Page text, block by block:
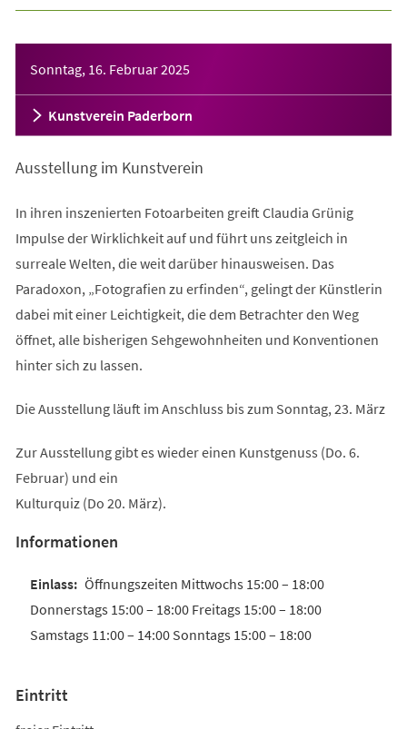
Sonntag, 16. Februar 2025
Kunstverein Paderborn
Ausstellung im Kunstverein
In ihren inszenierten Fotoarbeiten greift Claudia Grünig
Impulse der Wirklichkeit auf und führt uns zeitgleich in
surreale Welten, die weit darüber hinausweisen. Das
Paradoxon, „Fotografien zu erfinden“, gelingt der Künstlerin
dabei mit einer Leichtigkeit, die dem Betrachter den Weg
öffnet, alle bisherigen Sehgewohnheiten und Konventionen
hinter sich zu lassen.
Die Ausstellung läuft im Anschluss bis zum Sonntag, 23. März
Zur Ausstellung gibt es wieder einen Kunstgenuss (Do. 6.
Februar) und ein
Kulturquiz (Do 20. März).
Informationen
Öffnungszeiten Mittwochs 15:00 – 18:00
Donnerstags 15:00 – 18:00 Freitags 15:00 – 18:00
Samstags 11:00 – 14:00 Sonntags 15:00 – 18:00
Eintritt